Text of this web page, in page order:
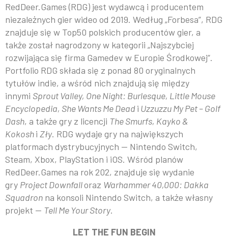
RedDeer.Games (RDG) jest wydawcą i producentem
niezależnych gier wideo od 2019. Według „Forbesa”, RDG
znajduje się w Top50 polskich producentów gier, a
także został nagrodzony w kategorii „Najszybciej
rozwijająca się firma Gamedev w Europie Środkowej”.
Portfolio RDG składa się z ponad 80 oryginalnych
tytułów indie, a wśród nich znajdują się między
innymi Sprout Valley, One Night: Burlesque, Little Mouse
Encyclopedia, She Wants Me Deadi Uzzuzzu My Pet – Golf
Dash, a także gry z licencji The Smurfs, Kayko &
Kokoshi Zły. RDG wydaje gry na największych
platformach dystrybucyjnych — Nintendo Switch,
Steam, Xbox, PlayStation i iOS. Wśród planów
RedDeer.Games na rok 202, znajduje się wydanie
gry Project Downfalloraz Warhammer 40,000: Dakka
Squadron na konsoli Nintendo Switch, a także własny
projekt — Tell Me Your Story.
LET THE FUN BEGIN